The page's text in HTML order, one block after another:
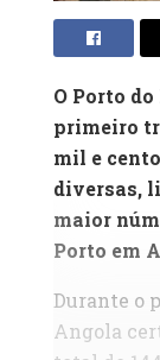
O Porto
primeiro
mil e
diversas,
maior
Porto em
Durante o
Angola